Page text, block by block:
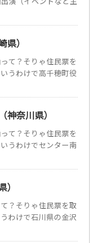
）
て？そりゃ住民票を
うわけで高千穂町役
神奈川県）
て？そりゃ住民票を
うわけでセンター南
？そりゃ住民票を取
わけで石川県の金沢